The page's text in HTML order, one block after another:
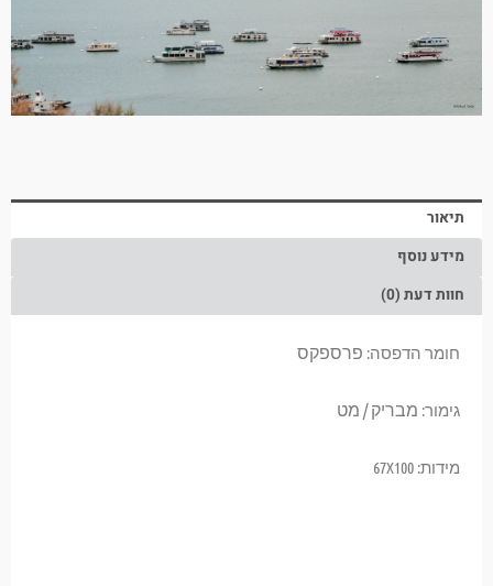
תיאור
מידע נוסף
חוות דעת (0)
חומר הדפסה:פרספקס
גימור:מבריק / מט
מידות: 67X100